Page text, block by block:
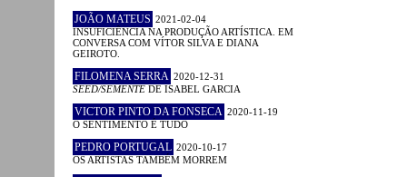
JOÃO MATEUS 2021-02-04
INSUFICIÊNCIA NA PRODUÇÃO ARTÍSTICA. EM
CONVERSA COM VÍTOR SILVA E DIANA
GEIROTO.
FILOMENA SERRA 2020-12-31
SEED/SEMENTE DE ISABEL GARCIA
VICTOR PINTO DA FONSECA 2020-11-19
O SENTIMENTO É TUDO
PEDRO PORTUGAL 2020-10-17
OS ARTISTAS TAMBÉM MORREM